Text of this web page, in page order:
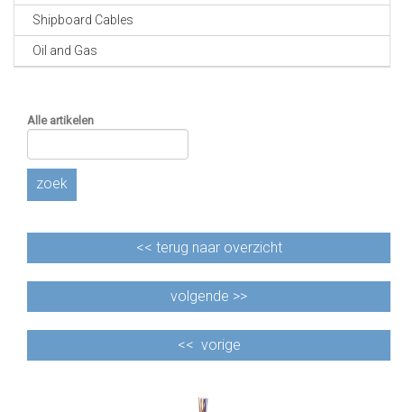
CABLE EQUIPEMENTS
Shipboard Cables
Oil and Gas
Alle artikelen
zoek
<< terug naar overzicht
volgende >>
<< vorige